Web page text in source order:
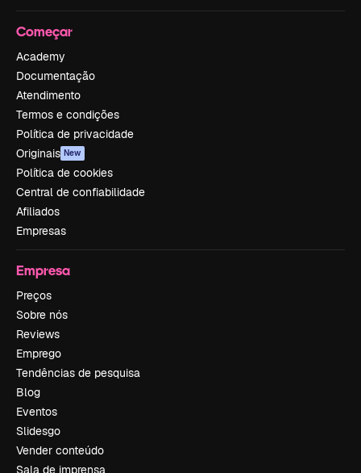
Começar
Academy
Documentação
Atendimento
Termos e condições
Política de privacidade
Originais New
Política de cookies
Central de confiabilidade
Afiliados
Empresas
Empresa
Preços
Sobre nós
Reviews
Emprego
Tendências de pesquisa
Blog
Eventos
Slidesgo
Vender conteúdo
Sala de imprensa